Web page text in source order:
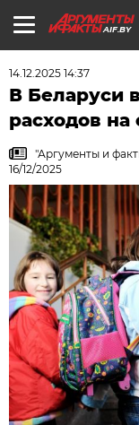
AIF.BY
14.12.2025 14:37
В Беларуси
расходов
"Аргументы и
16/12/2025